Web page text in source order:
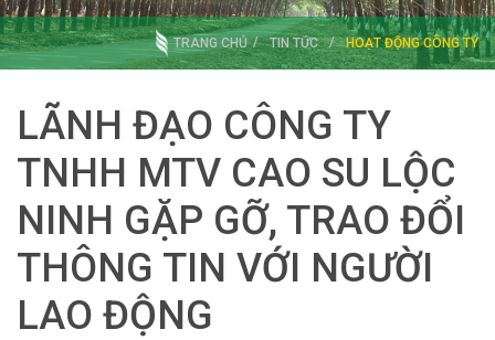
TRANG CHỦ TIN TỨC HOẠT ĐỘNG CÔNG TY
LÃNH ĐẠO CÔNG TY
TNHH MTV CAO SU LỘC
NINH GẶP GỠ, TRAO ĐỔI
THÔNG TIN VỚI NGƯỜI
LAO ĐỘNG